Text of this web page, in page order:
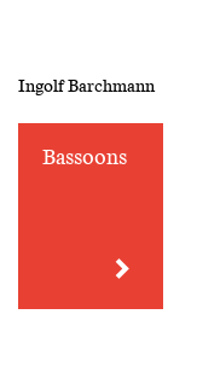
Ingolf Barchmann
Bassoons